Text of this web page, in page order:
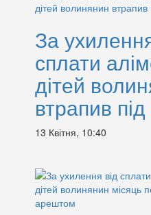
За
сплати
дітей
втрапив
13 Квітня, 10:40